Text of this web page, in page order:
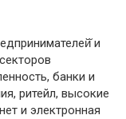
и
банки и
ритейл, высокие
и электронная